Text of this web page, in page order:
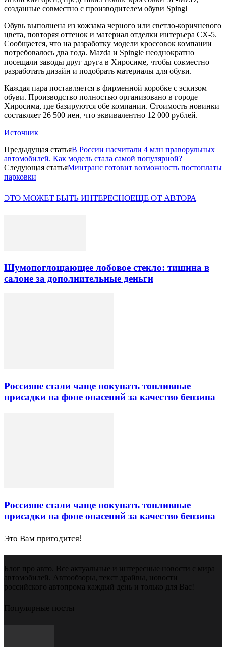
созданные совместно с производителем обуви Spingl
Обувь выполнена из кожзама черного или светло-коричневого
цвета, повторяя оттенок и материал отделки интерьера CX-5.
Сообщается, что на разработку модели кроссовок компании
потребовалось два года. Mazda и Spingle неоднократно
посещали заводы друг друга в Хиросиме, чтобы совместно
разработать дизайн и подобрать материалы для обуви.
Каждая пара поставляется в фирменной коробке с эскизом
обуви. Производство полностью организовано в городе
Хиросима, где базируются обе компании. Стоимость новинки
составляет 26 500 иен, что эквивалентно 12 000 рублей.
Источник
Предыдущая статьяВ России насчитали 4 млн праворульных
автомобилей. Как модель стала самой популярной?
Следующая статьяМинтранс готовит возможность постоплаты
парковки
ЭТО МОЖЕТ БЫТЬ ИНТЕРЕСНОЕЩЕ ОТ АВТОРА
Шумопоглощающее лобовое стекло: тишина в
салоне за дополнительные деньги
Россияне стали чаще покупать топливные
присадки на фоне опасений за качество бензина
Россияне стали чаще покупать топливные
присадки на фоне опасений за качество бензина
Это Вам пригодится!
Блог про авто. Все актуальные и интересные новости с мира
автомобилей. Автообзоры, текст драйвы, новости
российского автопрома каждый день и только для Вас!
Популярные посты